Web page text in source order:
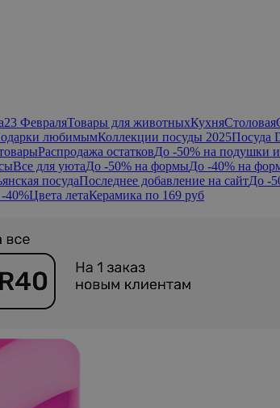
23 ФевраляТовары для животныхКухняСтоловая
любимымКоллекции посуды 2025Посуда
Распродажа остатковДо -50% на подушки и
Все для уютаДо -50% на формыДо -40% на
посудаПоследнее добавление на сайтДо -
40%Цвета летаКерамика по 169 руб